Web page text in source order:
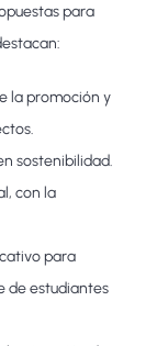
para
la promoción y
sostenibilidad.
con la
para
de estudiantes